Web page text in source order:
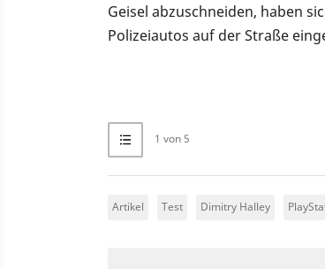
Geisel abzuschneiden, haben
Polizeiautos auf der Straße
1 von 5
Artikel Test Dimitry Halley